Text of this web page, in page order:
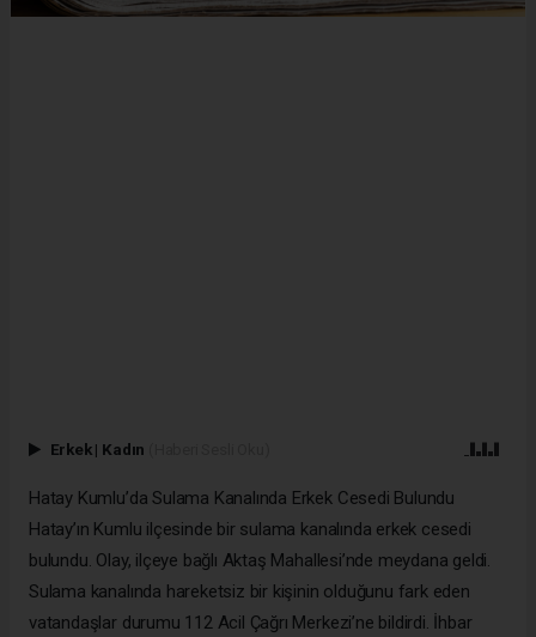
Erkek | Kadın
Hatay Kumlu’da Sulama Kanalında Erkek Cesedi Bulundu
Hatay’ın Kumlu ilçesinde bir sulama kanalında erkek cesedi
bulundu. Olay, ilçeye bağlı Aktaş Mahallesi’nde meydana geldi.
Sulama kanalında hareketsiz bir kişinin olduğunu fark eden
vatandaşlar durumu 112 Acil Çağrı Merkezi’ne bildirdi. İhbar